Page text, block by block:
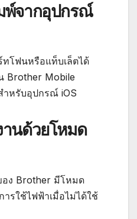
พ์จากอุปกรณ์
โฟนหรือแท็บเล็ตได้
Brother Mobile
ำหรับอุปกรณ์ iOS
านด้วยโหมด
อง Brother มีโหมด
รใช้ไฟฟ้าเมื่อไม่ได้ใช้